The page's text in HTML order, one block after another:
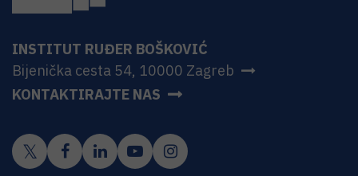
INSTITUT RUĐER BOŠKOVIĆ
Bijenička cesta 54, 10000 Zagreb
KONTAKTIRAJTE NAS